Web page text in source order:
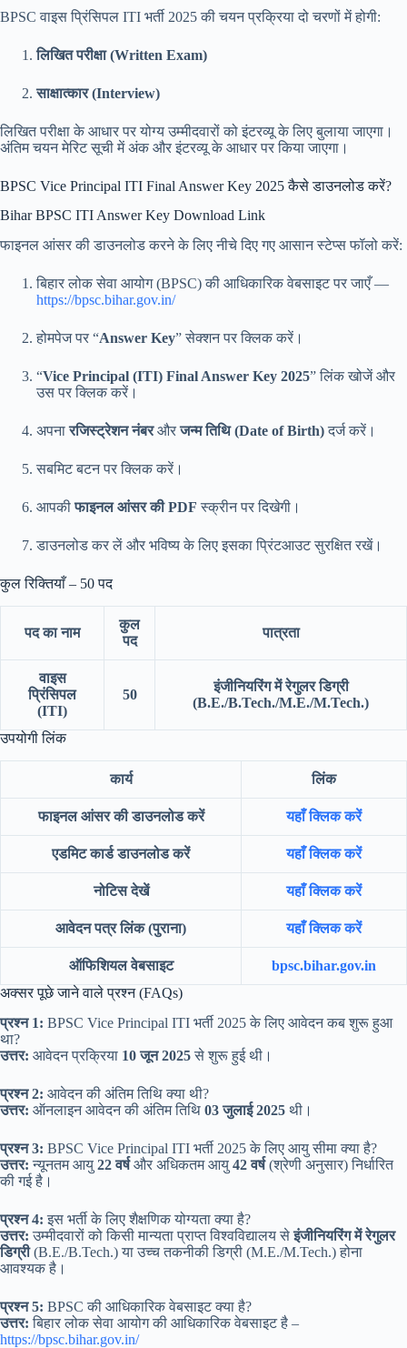
BPSC वाइस प्रिंसिपल ITI भर्ती 2025 की चयन प्रक्रिया दो चरणों में होगी:
लिखित परीक्षा (Written Exam)
साक्षात्कार (Interview)
लिखित परीक्षा के आधार पर योग्य उम्मीदवारों को इंटरव्यू के लिए बुलाया जाएगा।
अंतिम चयन मेरिट सूची में अंक और इंटरव्यू के आधार पर किया जाएगा।
BPSC Vice Principal ITI Final Answer Key 2025 कैसे डाउनलोड करें?
Bihar BPSC ITI Answer Key Download Link
फाइनल आंसर की डाउनलोड करने के लिए नीचे दिए गए आसान स्टेप्स फॉलो करें:
बिहार लोक सेवा आयोग (BPSC) की आधिकारिक वेबसाइट पर जाएँ —
https://bpsc.bihar.gov.in/
होमपेज पर “Answer Key” सेक्शन पर क्लिक करें।
“Vice Principal (ITI) Final Answer Key 2025” लिंक खोजें और
उस पर क्लिक करें।
अपनारजिस्ट्रेशन नंबरऔरजन्म तिथि (Date of Birth)दर्ज करें।
सबमिट बटन पर क्लिक करें।
आपकीफाइनल आंसर की PDF स्क्रीन पर दिखेगी।
डाउनलोड कर लें और भविष्य के लिए इसका प्रिंटआउट सुरक्षित रखें।
कुल रिक्तियाँ – 50 पद
पद का नाम
कुल
पद
पात्रता
वाइस
प्रिंसिपल
(ITI)
50
इंजीनियरिंग में रेगुलर डिग्री
(B.E./B.Tech./M.E./M.Tech.)
उपयोगी लिंक
कार्य लिंक
फाइनल आंसर की डाउनलोड करें यहाँ क्लिक करें
एडमिट कार्ड डाउनलोड करें यहाँ क्लिक करें
नोटिस देखें यहाँ क्लिक करें
आवेदन पत्र लिंक (पुराना) यहाँ क्लिक करें
ऑफिशियल वेबसाइट
bpsc.bihar.gov.in
अक्सर पूछे जाने वाले प्रश्न (FAQs)
प्रश्न 1: BPSC Vice Principal ITI भर्ती 2025 के लिए आवेदन कब शुरू हुआ
था?
उत्तर: आवेदन प्रक्रिया 10 जून 2025से शुरू हुई थी।
प्रश्न 2: आवेदन की अंतिम तिथि क्या थी?
उत्तर: ऑनलाइन आवेदन की अंतिम तिथि 03 जुलाई 2025 थी।
प्रश्न 3: BPSC Vice Principal ITI भर्ती 2025 के लिए आयु सीमा क्या है?
उत्तर: न्यूनतम आयु 22 वर्षऔर अधिकतम आयु 42 वर्ष(श्रेणी अनुसार) निर्धारित
की गई है।
प्रश्न 4: इस भर्ती के लिए शैक्षणिक योग्यता क्या है?
उत्तर: उम्मीदवारों को किसी मान्यता प्राप्त विश्वविद्यालय सेइंजीनियरिंग में रेगुलर
डिग्री(B.E./B.Tech.) या उच्च तकनीकी डिग्री (M.E./M.Tech.) होना
आवश्यक है।
प्रश्न 5: BPSC की आधिकारिक वेबसाइट क्या है?
उत्तर: बिहार लोक सेवा आयोग की आधिकारिक वेबसाइट है –
https://bpsc.bihar.gov.in/